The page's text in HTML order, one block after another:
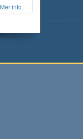
Mer info